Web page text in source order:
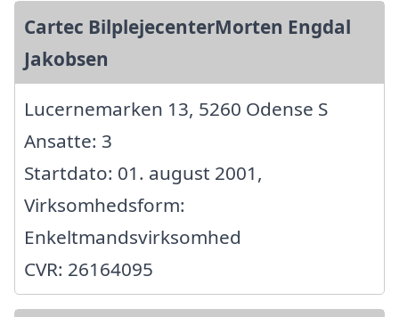
Cartec BilplejecenterMorten Engdal
Jakobsen
Lucernemarken 13, 5260 Odense S
Ansatte: 3
Startdato: 01. august 2001,
Virksomhedsform:
Enkeltmandsvirksomhed
CVR: 26164095